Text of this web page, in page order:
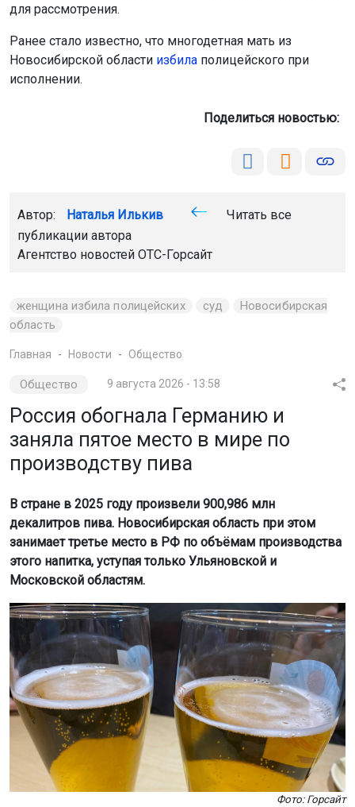
для рассмотрения.
Ранее стало известно, что многодетная мать из
Новосибирской области избила полицейского при
исполнении.
Поделиться новостью:
Автор: Наталья Илькив
Читать все
публикации автора
Агентство новостей ОТС-Горсайт
женщина избила полицейских суд
Новосибирская
область
Главная Новости Общество
Общество 9 августа 2026 - 13:58
Россия обогнала Германию и
заняла пятое место в мире по
производству пива
В стране в 2025 году произвели 900,986 млн
декалитров пива. Новосибирская область при этом
занимает третье место в РФ по объёмам производства
этого напитка, уступая только Ульяновской и
Московской областям.
Фото: Горсайт